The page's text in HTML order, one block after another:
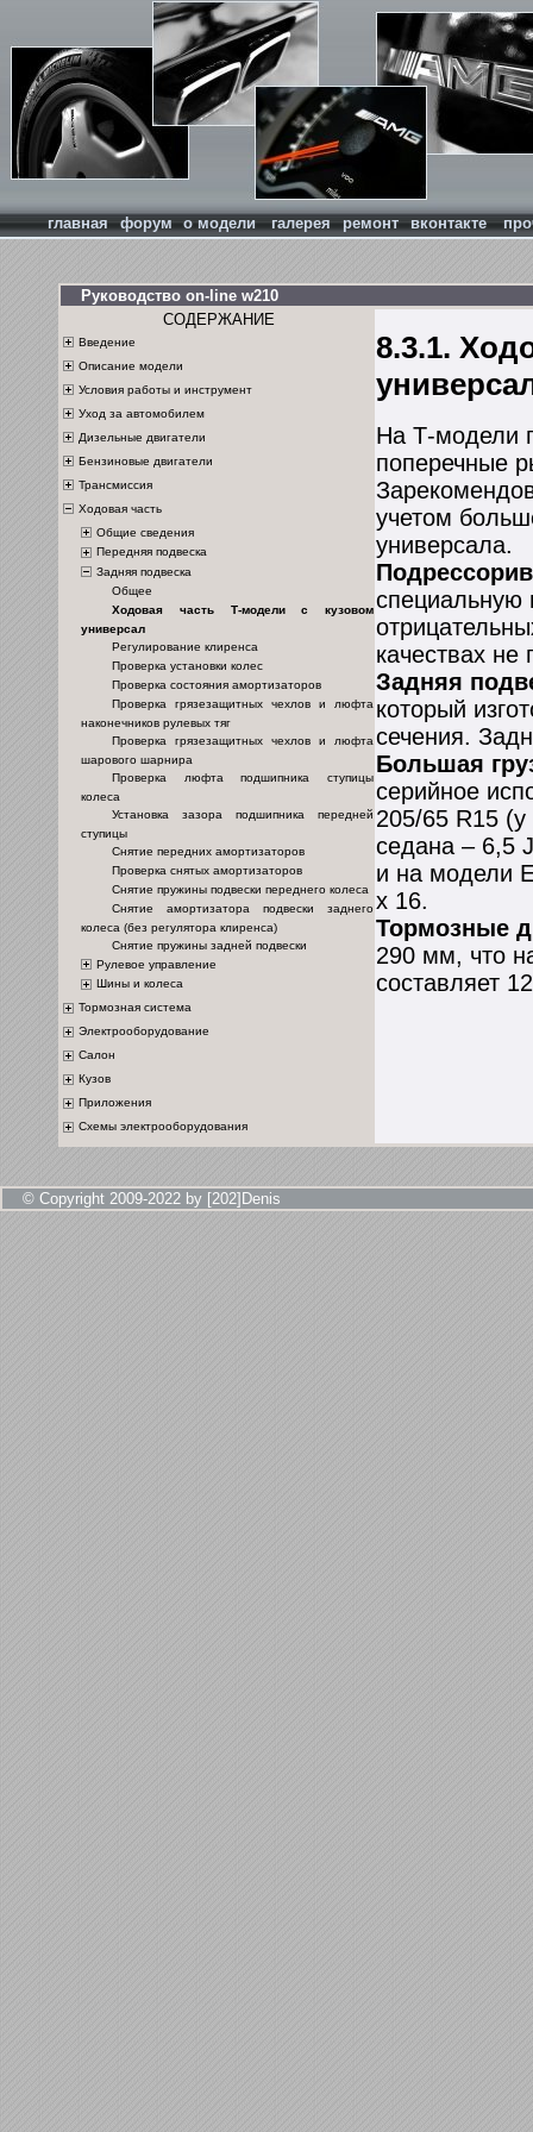
главная форум о модели галерея ремонт вконтакте
Руководство on-line w210
СОДЕРЖАНИЕ
Введение
Описание модели
Условия работы и инструмент
Уход за автомобилем
Дизельные двигатели
Бензиновые двигатели
Трансмиссия
Ходовая часть
Общие сведения
Передняя подвеска
Задняя подвеска
Общее
Ходовая часть Т-модели с кузовом
универсал
Регулирование клиренса
Проверка установки колес
Проверка состояния амортизаторов
Проверка грязезащитных чехлов и люфта
наконечников рулевых тяг
Проверка грязезащитных чехлов и люфта
шарового шарнира
Проверка люфта подшипника ступицы
колеса
Установка зазора подшипника передней
ступицы
Снятие передних амортизаторов
Проверка снятых амортизаторов
Снятие пружины подвески переднего колеса
Снятие амортизатора подвески заднего
колеса (без регулятора клиренса)
Снятие пружины задней подвески
Рулевое управление
Шины и колеса
Тормозная система
Электрооборудование
Салон
Кузов
Приложения
Схемы электрооборудования
8.3.1.
На Т-модели
поперечные
учетом
универсала.
специальную
качествах
Задняя
который
сечения.
Большая
серийное
205/65 R15
седана – 6,5
и на модели
х 16.
Тормозные
290 мм, что
составляет
© Copyright 2009-2022 by [202]Denis